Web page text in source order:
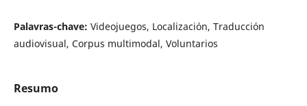
Palavras-chave: Videojuegos, Localización, Traducción
audiovisual, Corpus multimodal, Voluntarios
Resumo